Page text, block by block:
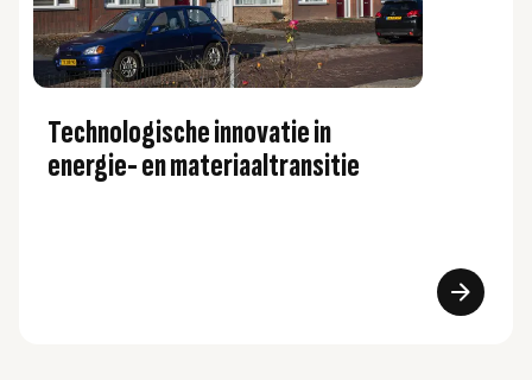
Technologische innovatie in
energie- en materiaaltransitie